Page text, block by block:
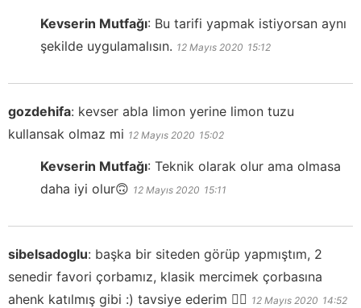
Kevserin Mutfağı: Bu tarifi yapmak istiyorsan aynı
şekilde uygulamalısın. 12 Mayıs 2020 15:12
gozdehifa: kevser abla limon yerine limon tuzu
kullansak olmaz mi 12 Mayıs 2020 15:02
Kevserin Mutfağı: Teknik olarak olur ama olmasa
daha iyi olur🙃 12 Mayıs 2020 15:11
sibelsadoglu: başka bir siteden görüp yapmıştım, 2
senedir favori çorbamız, klasik mercimek çorbasına
ahenk katılmış gibi :) tavsiye ederim 👍🏼 12 Mayıs 2020 14:52